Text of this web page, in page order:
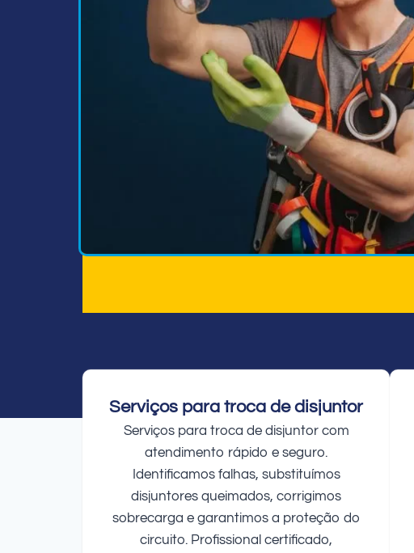
Serviços para troca de disjuntor
Serviços para troca de disjuntor com
atendimento rápido e seguro.
Identificamos falhas, substituímos
disjuntores queimados, corrigimos
sobrecarga e garantimos a proteção do
circuito. Profissional certificado,